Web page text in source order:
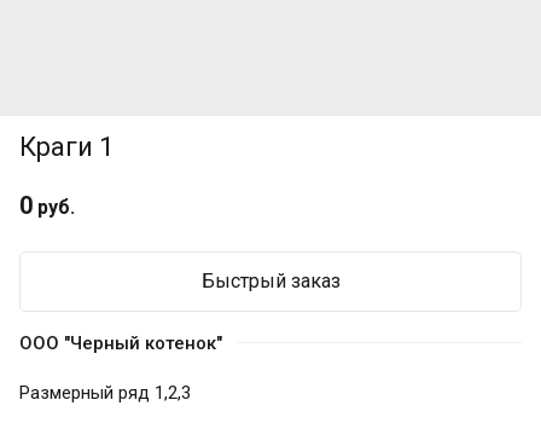
Краги 1
0 руб.
Быстрый заказ
ООО "Черный котенок"
Размерный ряд 1,2,3